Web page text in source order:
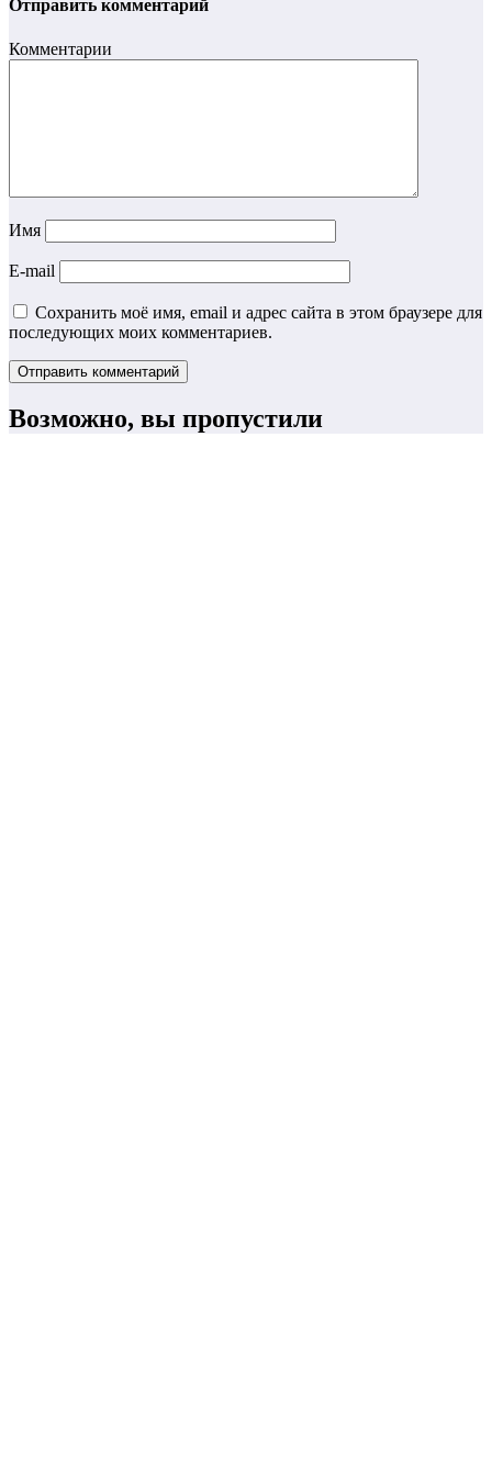
Отправить комментарий
Комментарии
Имя
E-mail
Сохранить моё имя, email и адрес сайта в этом браузере для
последующих моих комментариев.
Возможно, вы пропустили